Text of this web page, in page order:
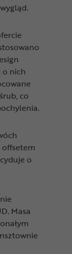
nich
co
o
Masa